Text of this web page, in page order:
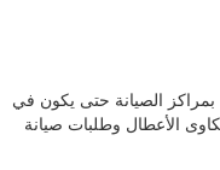
الصيانة حتى يكون في
الأعطال وطلبات صيانة